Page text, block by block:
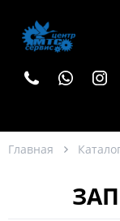
Главная